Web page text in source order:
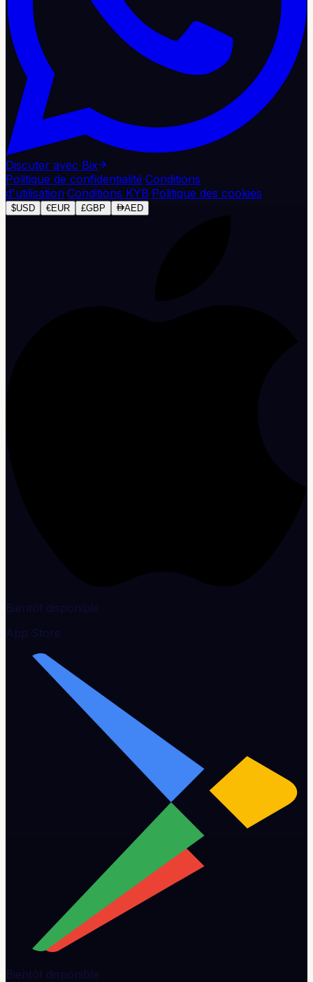
Discuter avec Bix
Politique de confidentialité·Conditions
d'utilisation·Conditions KYB·Politique des cookies
$USD €EUR £GBP AED
Bientôt disponible
App Store
Bientôt disponible